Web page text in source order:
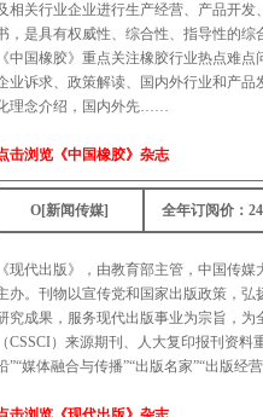
相关行业企业进行生产经营、产品开
，是具有权威性、综合性、指导性的综
《中国橡胶》重点关注橡胶行业热点难
业诉求、政策解读、国内外行业和产
理念介绍，国内外先……
击浏览《中国橡胶》杂志
O[新闻传媒] 全年订阅价：
《现代出版》，由教育部主管，中国传
办。刊物以宣传党和国家出版政策，
究成果，服务现代出版事业为宗旨，
（CSSCI）来源期刊、人大复印报刊资
”“媒体融合与传播”“出版名家”“出版